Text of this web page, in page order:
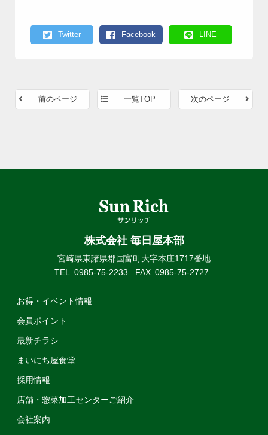
Twitter Facebook LINE
前のページ 一覧TOP 次のページ
株式会社 毎日屋本部
宮崎県東諸県郡国富町大字本庄1717番地
TEL 0985-75-2233 FAX 0985-75-2727
お得・イベント情報
会員ポイント
最新チラシ
まいにち屋食堂
採用情報
店舗・惣菜加工センターご紹介
会社案内